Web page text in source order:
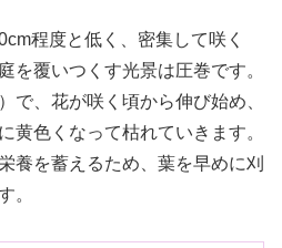
程度と低く、密集して咲く
を覆いつくす光景は圧巻です。
で、花が咲く頃から伸び始め、
黄色くなって枯れていきます。
養を蓄えるため、葉を早めに刈
。